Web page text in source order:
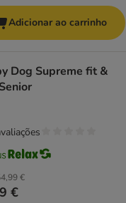
Adicionar ao carrinho
Dog Supreme fit &
€
€